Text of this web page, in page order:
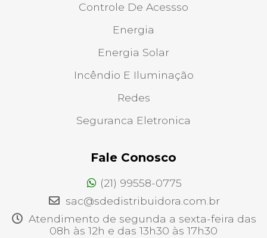
Controle De Acessso
Energia
Energia Solar
Incêndio E Iluminação
Redes
Seguranca Eletronica
Fale Conosco
(21) 99558-0775
sac@sdedistribuidora.com.br
Atendimento de segunda a sexta-feira das
08h às 12h e das 13h30 às 17h30